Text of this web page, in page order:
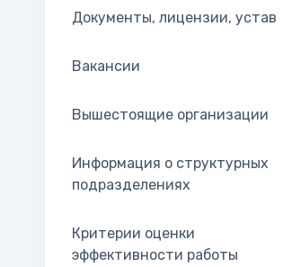
Документы, лицензии, устав
Вакансии
Вышестоящие организации
Информация о структурных
подразделениях
Критерии оценки
эффективности работы